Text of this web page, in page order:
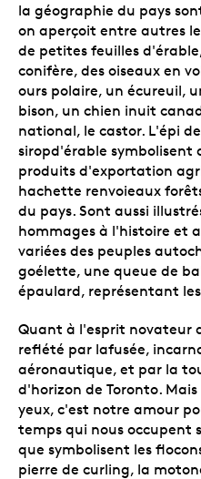
la géographie du pays
on aperçoit entre autres
de petites feuilles
conifère, des oiseaux en
ours polaire, un écureuil,
bison, un chien inuit
national, le castor. L'épi
siropd'érable symbolisent
produits d'exportation
hachette renvoieaux
du pays. Sont aussi
hommages à l'histoire et
variées des peuples
goélette, une queue de
épaulard, représentant
Quant à l'esprit novateur
reflété par lafusée,
aéronautique, et par la
d'horizon de Toronto.
yeux, c'est notre amour
temps qui nous occupent
que symbolisent les
pierre de curling, la